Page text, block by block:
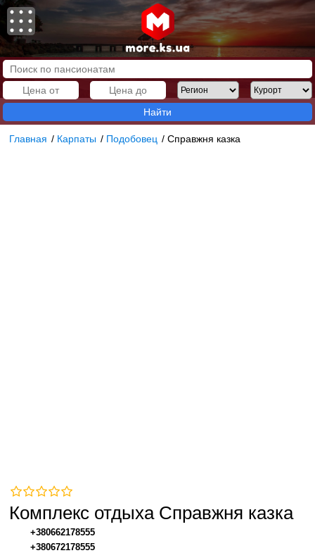
Найти
Главная / Карпаты / Подобовец /Справжня казка
Комплекс отдыха Справжня казка
+380662178555
+380672178555